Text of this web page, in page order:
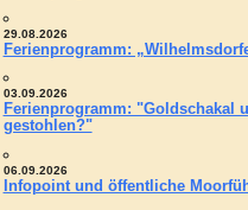
29.08.2026
Ferienprogramm:
03.09.2026
Ferienprogramm: "Goldschakal
gestohlen?"
06.09.2026
Infopoint und öffentliche